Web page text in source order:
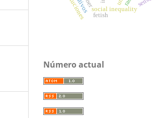
social inequality
fetish
Número actual